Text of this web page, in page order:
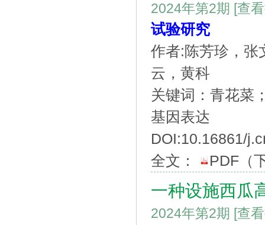
2024年第2期 [查
试验研究
作者:陈芳珍，张
云，黄科
关键词：青花菜
基因表达
DOI:10.16861/
全文：
PDF （
一种设施西瓜
2024年第2期 [查